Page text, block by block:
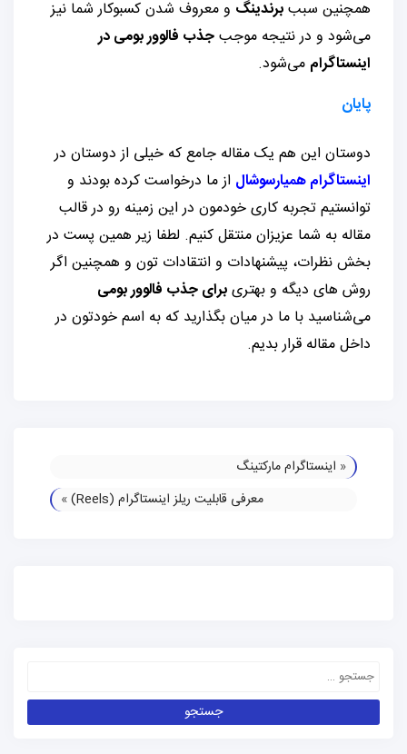
همچنین سبببرندینگ و معروف شدن کسبوکار شما نیز
می‌شود و در نتیجه موجبجذب فالوور بومی در
اینستاگرام می‌شود.
پایان
دوستان این هم یک مقاله جامع که خیلی از دوستان در
اینستاگرام همیارسوشال از ما درخواست کرده بودند و
توانستیم تجربه کاری خودمون در این زمینه رو در قالب
مقاله به شما عزیزان منتقل کنیم. لطفا زیر همین پست در
بخش نظرات، پیشنهادات و انتقادات تون و همچنین اگر
روش های دیگه و بهتریبرای جذب فالوور بومی
می‌شناسید با ما در میان بگذارید که به اسم خودتون در
داخل مقاله قرار بدیم.
« اینستاگرام مارکتینگ
معرفی قابلیت ریلز اینستاگرام (Reels)
»